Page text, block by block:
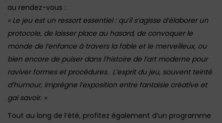
au rendez-vous :
« Le jeu est un ressort essentiel : qu’il s’agisse d’élaborer un
protocole, de laisser place au hasard, de convoquer le
monde de l’enfance à travers la fable et le merveilleux, ou
bien encore de puiser dans l’histoire de l’art moderne pour
raviver formes et procédures. L’esprit du jeu, souvent teinté
d’humour, imprègne l’exposition entre fantaisie créative et
gai savoir. »
Tout au long de l’été, profitez également d’un programme